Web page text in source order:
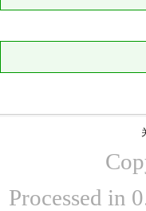
Processed in